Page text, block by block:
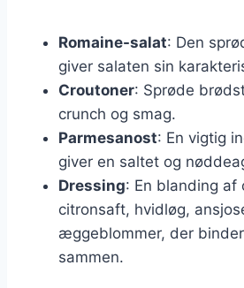
Romaine-salat: Den
giver salaten sin
Croutoner: Sprøde
crunch og smag.
Parmesanost: En vigtig
giver en saltet og
Dressing: En blanding af
citronsaft, hvidløg,
æggeblommer, der
sammen.